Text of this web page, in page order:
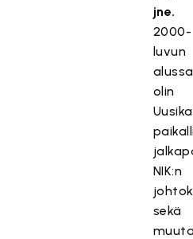
jne.
2000-
luvun
alussa
olin
NIK:n
sekä